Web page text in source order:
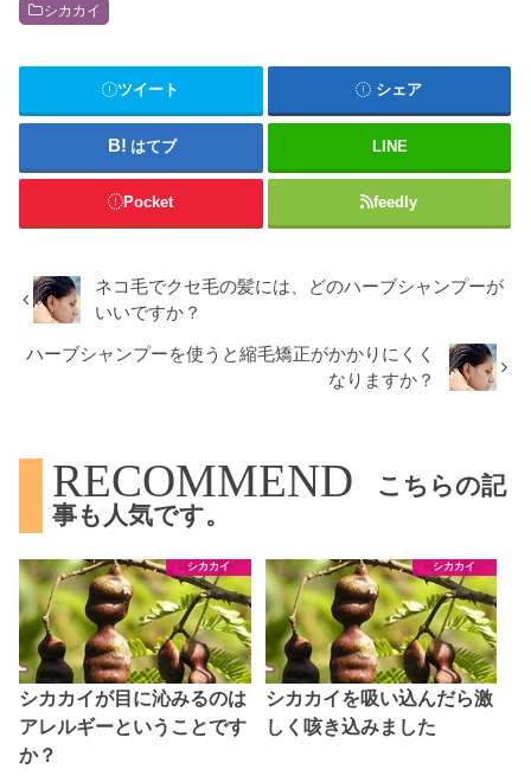
シカカイ
ツイート シェア
はてブ LINE
Pocket feedly
ネコ毛でクセ毛の髪には、どのハーブシャンプーが
いいですか？
ハーブシャンプーを使うと縮毛矯正がかかりにくく
なりますか？
RECOMMEND
こちらの記
事も人気です。
シカカイ
シカカイが目に沁みるのは
アレルギーということです
か？
シカカイ
シカカイを吸い込んだら激
しく咳き込みました